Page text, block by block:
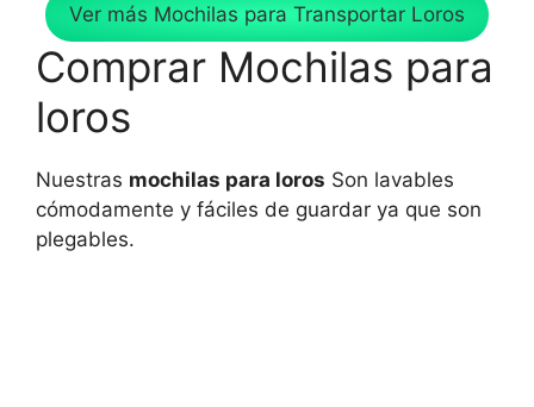
Ver más Mochilas para Transportar Loros
Comprar Mochilas para
loros
Nuestras mochilas para loros Son lavables
cómodamente y fáciles de guardar ya que son
plegables.